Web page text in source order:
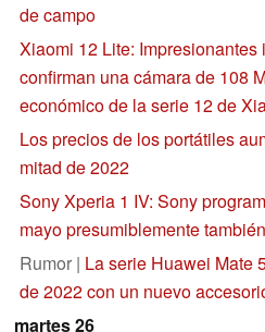
de campo
Xiaomi 12 Lite:
confirman una cámara de 108
económico de la serie 12 de
Los precios de los portátiles
mitad de 2022
Sony Xperia 1 IV: Sony
mayo presumiblemente
Rumor | La serie Huawei Mate
de 2022 con un nuevo
martes 26